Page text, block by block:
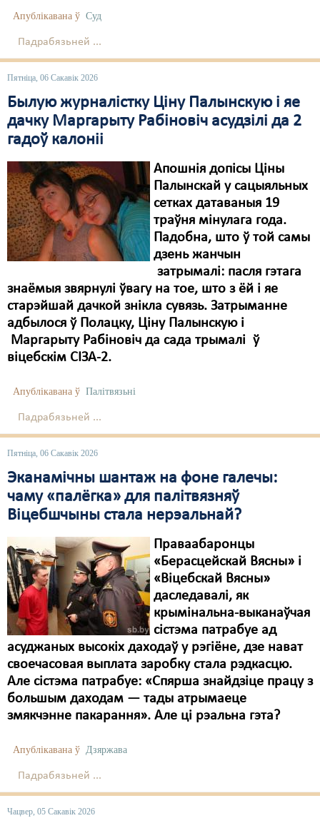
Апублікавана ў Суд
Падрабязьней ...
Пятніца, 06 Сакавік 2026
Былую журналістку Ціну Палынскую і яе
дачку Маргарыту Рабіновіч асудзілі да 2
гадоў калоніі
Апошнія допісы Ціны
Палынскай у сацыяльных
сетках датаваныя 19
траўня мінулага года.
Падобна, што ў той самы
дзень жанчын
затрымалі: пасля гэтага
знаёмыя звярнулі ўвагу на тое, што з ёй і яе
старэйшай дачкой знікла сувязь. Затрыманне
адбылося ў Полацку, Ціну Палынскую і
Маргарыту Рабіновіч да сада трымалі ў
віцебскім СІЗА-2.
Апублікавана ў Палітвязьні
Падрабязьней ...
Пятніца, 06 Сакавік 2026
Эканамічны шантаж на фоне галечы:
чаму «палёгка» для палітвязняў
Віцебшчыны стала нерэальнай?
Праваабаронцы
«Берасцейскай Вясны» і
«Віцебскай Вясны»
даследавалі, як
крымінальна-выканаўчая
сістэма патрабуе ад
асуджаных высокіх даходаў у рэгіёне, дзе нават
своечасовая выплата заробку стала рэдкасцю.
Але сістэма патрабуе: «Спярша знайдзіце працу з
большым даходам — тады атрымаеце
змякчэнне пакарання». Але ці рэальна гэта?
Апублікавана ў Дзяржава
Падрабязьней ...
Чацвер, 05 Сакавік 2026